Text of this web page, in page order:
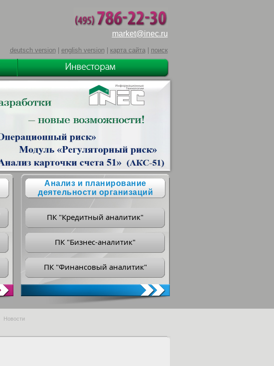
market@inec.ru
deutsch version| english version| карта сайта| поиск
Анализ и планирование
деятельности организаций
ПК "Кредитный аналитик"
ПК "Бизнес-аналитик"
ПК "Финансовый аналитик"
Новости